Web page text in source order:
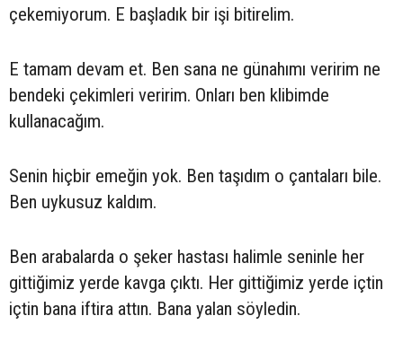
çekemiyorum. E başladık bir işi bitirelim.
E tamam devam et. Ben sana ne günahımı veririm ne
bendeki çekimleri veririm. Onları ben klibimde
kullanacağım.
Senin hiçbir emeğin yok. Ben taşıdım o çantaları bile.
Ben uykusuz kaldım.
Ben arabalarda o şeker hastası halimle seninle her
gittiğimiz yerde kavga çıktı. Her gittiğimiz yerde içtin
içtin bana iftira attın. Bana yalan söyledin.